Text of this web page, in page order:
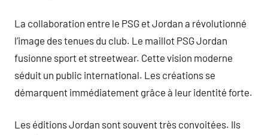
La collaboration entre le PSG et Jordan a révolutionné
l’image des tenues du club. Le maillot PSG Jordan
fusionne sport et streetwear. Cette vision moderne
séduit un public international. Les créations se
démarquent immédiatement grâce à leur identité forte.
Les éditions Jordan sont souvent très convoitées. Ils